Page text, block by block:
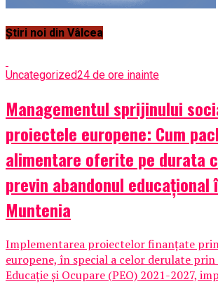
Știri noi din Vâlcea
Uncategorized24 de ore inainte
Managementul sprijinului
proiectele europene: Cum
alimentare oferite pe durata
previn abandonul educațional
Muntenia
Implementarea proiectelor finanțate
europene, în special a celor derulate
Educație și Ocupare (PEO) 2021-2027,